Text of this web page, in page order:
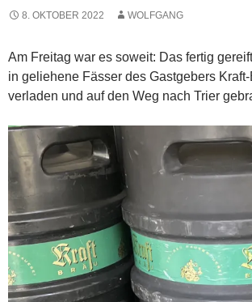
8. OKTOBER 2022 WOLFGANG
Am Freitag war es soweit: Das fertig
in geliehene Fässer des Gastgebers
verladen und auf den Weg nach Trier